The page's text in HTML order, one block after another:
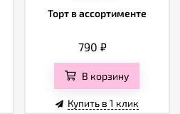
Торт в ассортименте
790₽
В корзину
Купить в 1 клик